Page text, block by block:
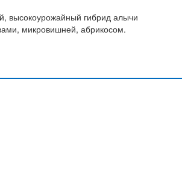
высокоурожайный гибрид алычи
микровишней, абрикосом.